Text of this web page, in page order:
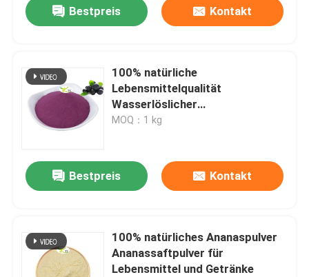
Produkte
Werksbesichtigung
Kontakt mit uns
Bestpreis Kontakt
100% natürliche
Lebensmittelqualität
Wasserlöslicher
Heidelbeerensaft Pulver
MOQ：1 kg
Bestpreis Kontakt
100% natürliches Ananaspulver
Ananassaftpulver für
Lebensmittel und Getränke